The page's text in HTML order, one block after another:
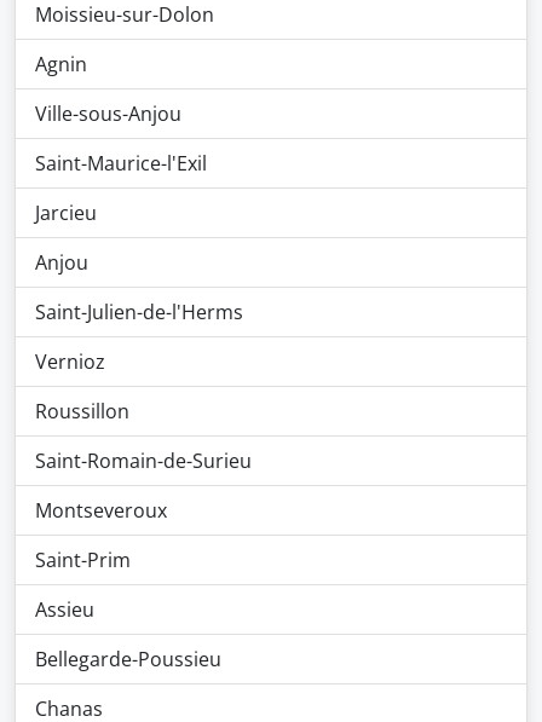
Moissieu-sur-Dolon
Agnin
Ville-sous-Anjou
Saint-Maurice-l'Exil
Jarcieu
Anjou
Saint-Julien-de-l'Herms
Vernioz
Roussillon
Saint-Romain-de-Surieu
Montseveroux
Saint-Prim
Assieu
Bellegarde-Poussieu
Chanas